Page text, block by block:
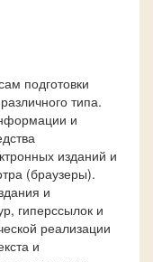
подготовки
типа.
и
изданий и
(браузеры).
и
гиперссылок и
реализации
и